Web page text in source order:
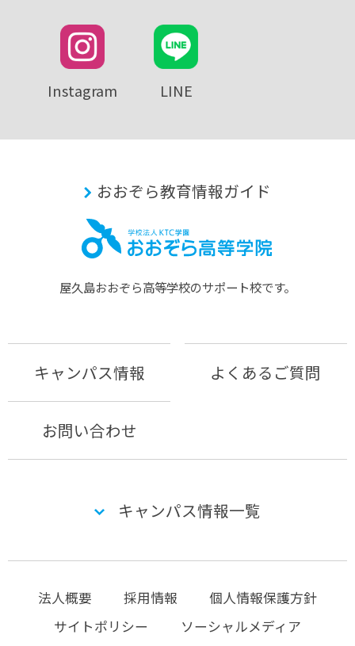
Instagram LINE
おおぞら教育情報ガイド
屋久島おおぞら⾼等学校のサポート校です。
キャンパス情報 よくあるご質問
お問い合わせ
キャンパス情報一覧
法人概要 採用情報
個人情報保護方針
サイトポリシー
ソーシャルメディア